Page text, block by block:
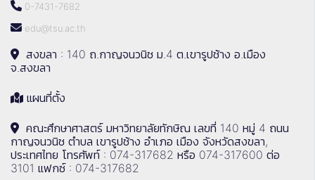
0-7431-7682
edu@tsu.ac.th
สงขลา : 140 ถ.กาญจนวนิช ม.4 ต.เขารูปช้าง อ.เมือง
จ.สงขลา
แผนที่ตั้ง
คณะศึกษาศาสตร์ มหาวิทยาลัยทักษิณ เลขที่ 140 หมู่ 4 ถนน
กาญจนวนิช ตำบล เขารูปช้าง อำเภอ เมือง จังหวัดสงขลา,
ประเทศไทย โทรศัพท์ : 074-317682 หรือ 074-317600 ต่อ
3101 แฟกซ์ : 074-317682